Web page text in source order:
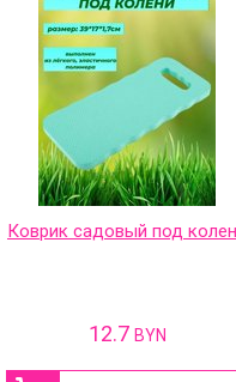
Коврик садовый под
12.7 BYN